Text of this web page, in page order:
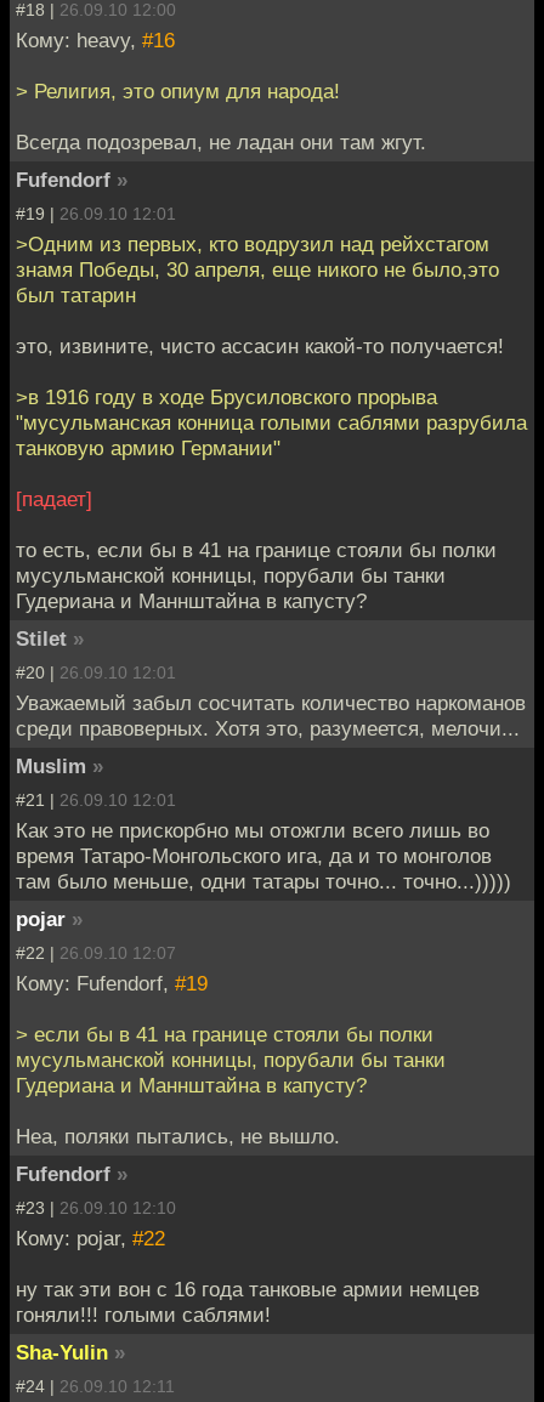
#18 | 26.09.10 12:00
Кому: heavy, #16
> Религия, это опиум для народа!
Всегда подозревал, не ладан они там жгут.
Fufendorf »
#19 | 26.09.10 12:01
>Одним из первых, кто водрузил над рейхстагом
знамя Победы, 30 апреля, еще никого не было,это
был татарин
это, извините, чисто ассасин какой-то получается!
>в 1916 году в ходе Брусиловского прорыва
"мусульманская конница голыми саблями разрубила
танковую армию Германии"
[падает]
то есть, если бы в 41 на границе стояли бы полки
мусульманской конницы, порубали бы танки
Гудериана и Маннштайна в капусту?
Stilet »
#20 | 26.09.10 12:01
Уважаемый забыл сосчитать количество наркоманов
среди правоверных. Хотя это, разумеется, мелочи...
Muslim »
#21 | 26.09.10 12:01
Как это не прискорбно мы отожгли всего лишь во
время Татаро-Монгольского ига, да и то монголов
там было меньше, одни татары точно... точно...)))))
pojar »
#22 | 26.09.10 12:07
Кому: Fufendorf, #19
> если бы в 41 на границе стояли бы полки
мусульманской конницы, порубали бы танки
Гудериана и Маннштайна в капусту?
Неа, поляки пытались, не вышло.
Fufendorf »
#23 | 26.09.10 12:10
Кому: pojar, #22
ну так эти вон с 16 года танковые армии немцев
гоняли!!! голыми саблями!
Sha-Yulin »
#24 | 26.09.10 12:11